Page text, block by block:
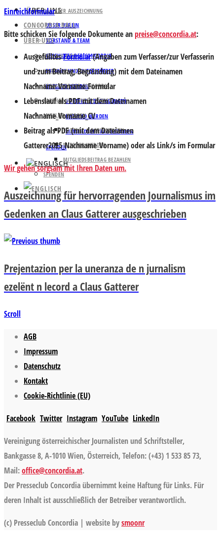
ÜBER UNS
UNSER VEREIN
VORSTAND & TEAM
GESCHICHTE DER CONCORDIA
PARTNER UND UNTERSTÜTZER
MITGLIED WERDEN
VORTEILE & BEDINGUNGEN
MITGLIED WERDEN
MITGLIEDSBEITRAG BEZAHLEN
SPENDEN
GATTERER AUSZEICHNUNG
CONCORDIA BALL
ÜBER UNS
UNSER VEREIN
VORSTAND & TEAM
GESCHICHTE DER CONCORDIA
PARTNER UND UNTERSTÜTZER
MITGLIED WERDEN
VORTEILE & BEDINGUNGEN
MITGLIED WERDEN
MITGLIEDSBEITRAG BEZAHLEN
SPENDEN
Einreichformular
Bitte schicken Sie folgende Dokumente anpreise@concordia.at:
AusgefülltesFormular(Angaben zum Verfasser/zur Verfasserin
und zum Beitrag, Begründung) mit dem Dateinamen
Nachname_Vorname_Formular
Lebenslaufals PDF mit dem Dateinamen
Nachname_Vorname_CV
Beitragals PDF (mit dem Dateiamen
Gatterer2025_Nachname_Vorname) oder als Link/s im Formular
Wir gehen sorgsam mit Ihren Daten um.
Auszeichnung für hervorragenden Journalismus im
Gedenken an Claus Gatterer ausgeschrieben
Prejentazion per la uneranza de n jurnalism
ezelënt n lecord a Claus Gatterer
Scroll
AGB
Impressum
Datenschutz
Kontakt
Cookie-Richtlinie (EU)
Facebook Twitter Instagram YouTube LinkedIn
Vereinigung österreichischer Journalisten und Schriftsteller,
Bankgasse 8, A-1010 Wien, Österreich, Telefon: (+43) 1 533 85 73,
Mail:office@concordia.at.
Der Presseclub Concordia übernimmt keine Haftung für Links. Für
deren Inhalt ist ausschließlich der Betreiber verantwortlich.
(c) Presseclub Concordia | website bysmoonr